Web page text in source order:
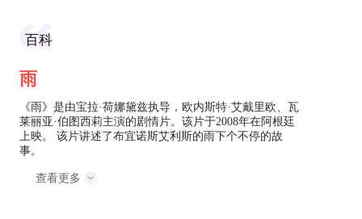
百科
雨
《雨》是由宝拉·荷娜黛兹执导，欧内斯特·艾戴里欧、瓦
莱丽亚·伯图西莉主演的剧情片。该片于2008年在阿根廷
上映。 该片讲述了布宜诺斯艾利斯的雨下个不停的故
事。
查看更多